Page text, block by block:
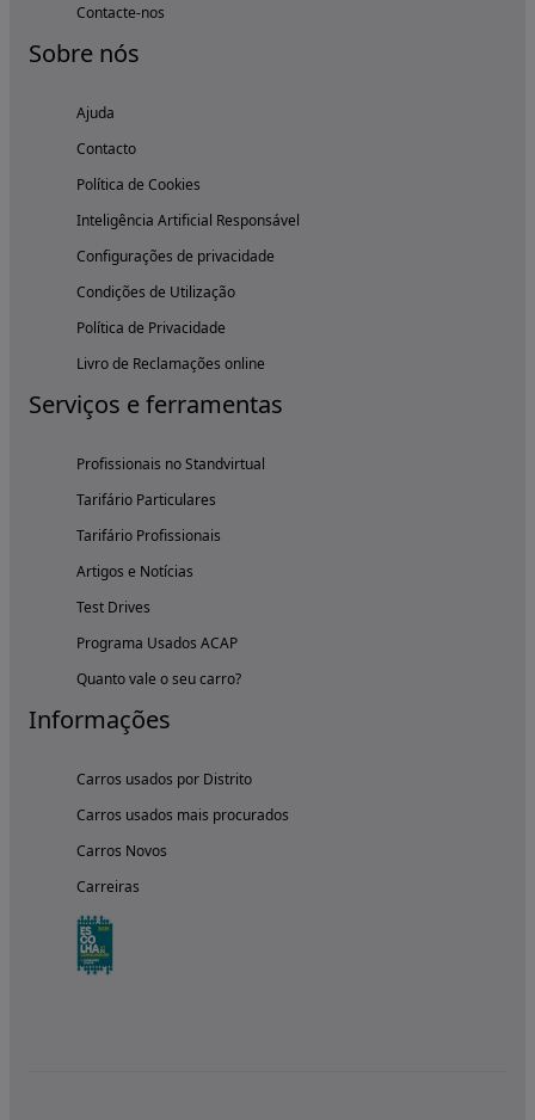
Contacte-nos
Sobre nós
Ajuda
Contacto
Política de Cookies
Inteligência Artificial Responsável
Configurações de privacidade
Condições de Utilização
Política de Privacidade
Livro de Reclamações online
Serviços e ferramentas
Profissionais no Standvirtual
Tarifário Particulares
Tarifário Profissionais
Artigos e Notícias
Test Drives
Programa Usados ACAP
Quanto vale o seu carro?
Informações
Carros usados por Distrito
Carros usados mais procurados
Carros Novos
Carreiras